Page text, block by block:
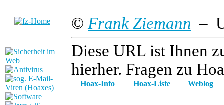
© Frank Ziemann –
Diese URL ist Ihnen
hierher. Fragen zu
Hoax-Info Hoax-Liste Weblog